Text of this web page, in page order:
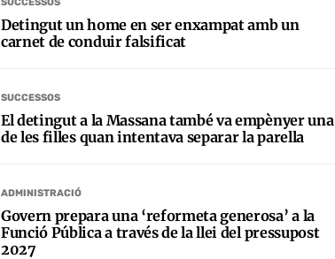
Detingut un home en ser enxampat amb un
carnet de conduir falsificat
SUCCESSOS
El detingut a la Massana també va empènyer una
de les filles quan intentava separar la parella
ADMINISTRACIÓ
Govern prepara una ‘reformeta generosa’ a la
Funció Pública a través de la llei del pressupost
2027